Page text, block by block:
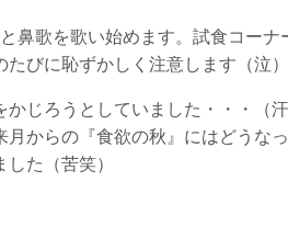
鼻歌を歌い始めます。試食コーナ
びに恥ずかしく注意します（泣）
じろうとしていました・・・（
からの『食欲の秋』にはどうな
た（苦笑）